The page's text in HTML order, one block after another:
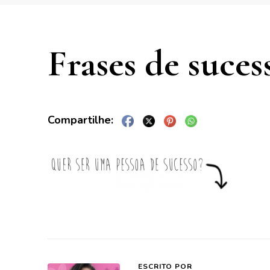
Frases de
ESCRITO POR